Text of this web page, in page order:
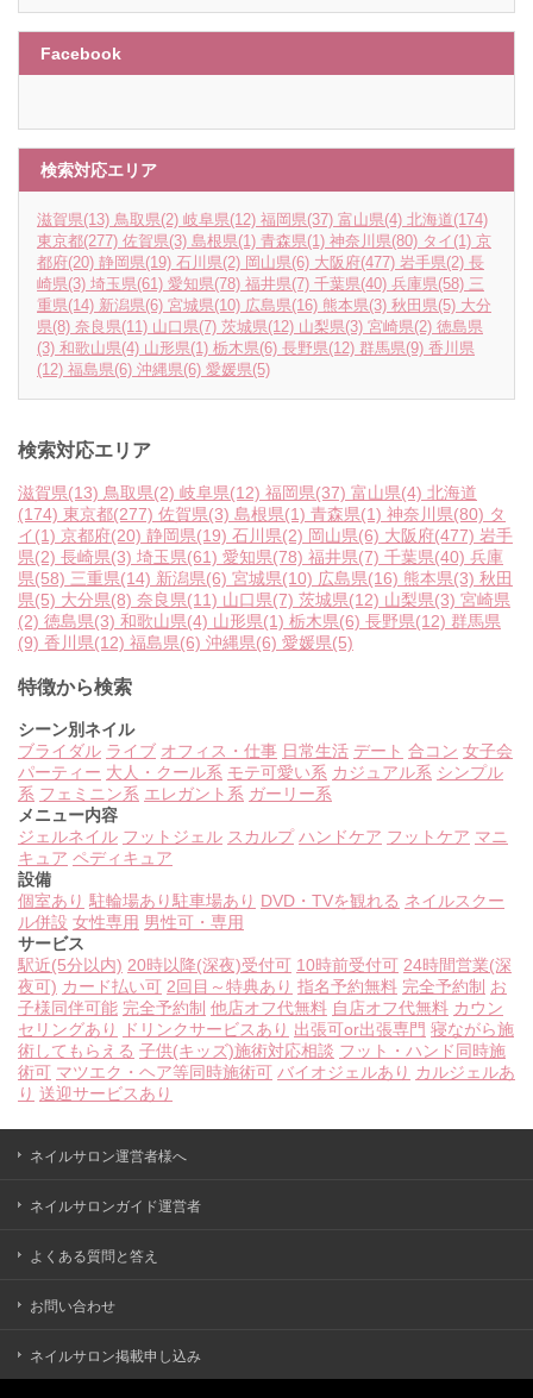
Facebook
検索対応エリア
滋賀県(13) 鳥取県(2) 岐阜県(12) 福岡県(37) 富山県(4) 北海道(174)
東京都(277) 佐賀県(3) 島根県(1) 青森県(1) 神奈川県(80) タイ (1) 京
都府(20) 静岡県(19) 石川県(2) 岡山県(6) 大阪府(477) 岩手県(2) 長
崎県(3) 埼玉県(61) 愛知県(78) 福井県(7) 千葉県(40) 兵庫県(58) 三
重県(14) 新潟県(6) 宮城県(10) 広島県(16) 熊本県(3) 秋田県(5) 大分
県(8) 奈良県(11) 山口県(7) 茨城県(12) 山梨県(3) 宮崎県(2) 徳島県
(3) 和歌山県(4) 山形県(1) 栃木県(6) 長野県(12) 群馬県(9) 香川県
(12) 福島県(6) 沖縄県(6) 愛媛県(5)
検索対応エリア
滋賀県(13) 鳥取県(2) 岐阜県(12) 福岡県(37) 富山県(4) 北海道
(174) 東京都(277) 佐賀県(3) 島根県(1) 青森県(1) 神奈川県(80) タ
イ(1) 京都府(20) 静岡県(19) 石川県(2) 岡山県(6) 大阪府(477) 岩手
県(2) 長崎県(3) 埼玉県(61) 愛知県(78) 福井県(7) 千葉県(40) 兵庫
県(58) 三重県(14) 新潟県(6) 宮城県(10) 広島県(16) 熊本県(3) 秋田
県(5) 大分県(8) 奈良県(11) 山口県(7) 茨城県(12) 山梨県(3) 宮崎県
(2) 徳島県(3) 和歌山県(4) 山形県(1) 栃木県(6) 長野県(12) 群馬県
(9) 香川県(12) 福島県(6) 沖縄県(6) 愛媛県(5)
特徴から検索
シーン別ネイル
ブライダル ライブ オフィス・仕事 日常生活 デート 合コン 女子会
パーティー 大人・クール系 モテ可愛い系 カジュアル系 シンプル
系 フェミニン系 エレガント系 ガーリー系
メニュー内容
ジェルネイル フットジェル スカルプ ハンドケア フットケア マニ
キュア ペディキュア
設備
個室あり 駐輪場あり駐車場あり DVD・TVを観れる ネイルスクー
ル併設 女性専用 男性可・専用
サービス
駅近(5分以内) 20時以降(深夜)受付可 10時前受付可 24時間営業(深
夜可) カード払い可 2回目～特典あり 指名予約無料 完全予約制 お
子様同伴可能 完全予約制 他店オフ代無料 自店オフ代無料 カウン
セリングあり
ドリンクサービスあり 出張可or出張専門 寝ながら施
術してもらえる 子供(キッズ)施術対応相談 フット・ハンド同時施
術可 マツエク・ヘア等同時施術可 バイオジェルあり カルジェルあ
り 送迎サービスあり
ネイルサロン運営者様へ
ネイルサロンガイド運営者
よくある質問と答え
お問い合わせ
ネイルサロン掲載申し込み